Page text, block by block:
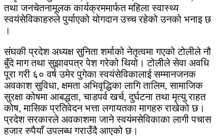
तथा जनचेतनामूलक कार्यक्रममार्फत महिला स्वास्थ्य
स्वयंसेविकाहरुले पुर्याएको योगदान उच्च रहेको उनको भनाइ छ
।
संघकी प्रदेश अध्यक्ष सुनिता शर्माको नेतृत्वमा गएको टोलीले नौ
बुँदे माग तथा सुझावपत्र पेश गरेको थियो। टोलीले सेवा अवधि
पूरा गरी ६० वर्ष उमेर पुगेका स्वयंसेविकालाई सम्मानजनक
अवकाश सुविधा, क्षमता अभिवृद्धिका लागि तालिम, सामाजिक
सुरक्षा कोषमा आबद्धता, चाडपर्व खर्च, दुर्घटना तथा मृत्यु राहत
कोष, मासिक प्रतिवेदन भत्ता लगायतका मागहरु राखेको छ।
प्रदेश सरकारले अवकाशमा जाने स्वयंमसेविकाका लागी पचास
हजार रुपैयाँ उपलब्ध गराउँदै आएको छ।